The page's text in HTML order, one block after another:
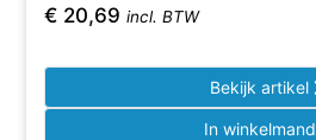
€ 20,69 incl. BTW
Bekijk artikel
In winkelmand